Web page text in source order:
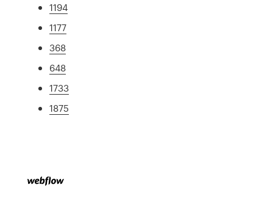
1194
1177
368
648
1733
1875